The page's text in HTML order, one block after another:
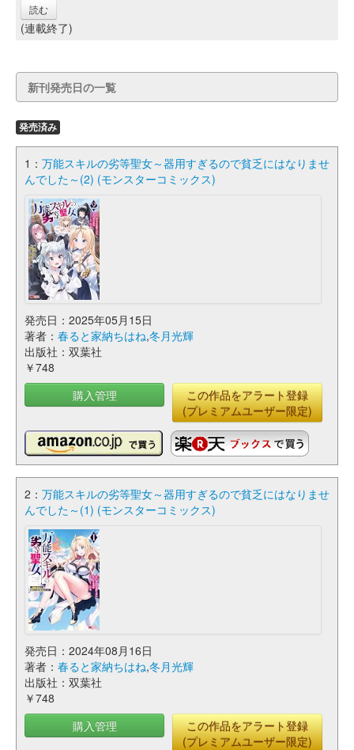
読む
(連載終了)
新刊発売日の一覧
発売済み
1： 万能スキルの劣等聖女～器用すぎるので貧乏にはなりませ
んでした～(2) (モンスターコミックス)
発売日：2025年05月15日
著者： 春ると家納ちはね,冬月光輝
出版社：双葉社
￥748
購入管理
この作品をアラート登録
(プレミアムユーザー限定)
2： 万能スキルの劣等聖女～器用すぎるので貧乏にはなりませ
んでした～(1) (モンスターコミックス)
発売日：2024年08月16日
著者： 春ると家納ちはね,冬月光輝
出版社：双葉社
￥748
購入管理
この作品をアラート登録
(プレミアムユーザー限定)